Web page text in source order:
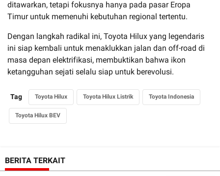
ditawarkan, tetapi fokusnya hanya pada pasar Eropa
Timur untuk memenuhi kebutuhan regional tertentu.
Dengan langkah radikal ini, Toyota Hilux yang legendaris
ini siap kembali untuk menaklukkan jalan dan off-road di
masa depan elektrifikasi, membuktikan bahwa ikon
ketangguhan sejati selalu siap untuk berevolusi.
Tag Toyota Hilux Toyota Hilux Listrik Toyota Indonesia
Toyota Hilux BEV
BERITA TERKAIT